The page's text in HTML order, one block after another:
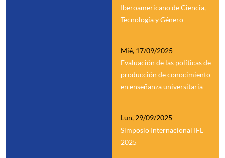
Iberoamericano de Ciencia,
Tecnología y Género
Mié, 17/09/2025
Evaluación de las políticas de
producción de conocimiento
en enseñanza universitaria
Lun, 29/09/2025
Simposio Internacional IFL
2025